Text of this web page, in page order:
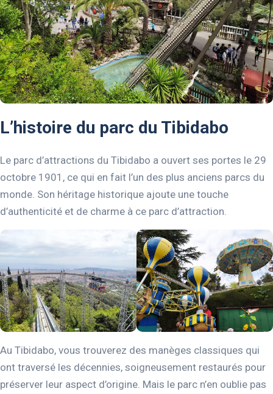
L’histoire du parc du Tibidabo
Le parc d’attractions du Tibidabo a ouvert ses portes le 29
octobre 1901, ce qui en fait l’un des plus anciens parcs du
monde. Son héritage historique ajoute une touche
d’authenticité et de charme à ce parc d’attraction.
Au Tibidabo, vous trouverez des manèges classiques qui
ont traversé les décennies, soigneusement restaurés pour
préserver leur aspect d’origine. Mais le parc n’en oublie pas